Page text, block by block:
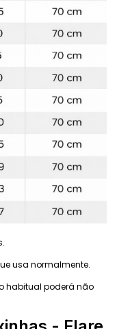
usa normalmente.
habitual poderá não